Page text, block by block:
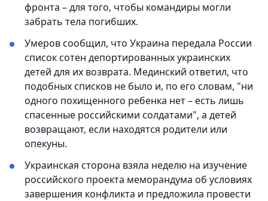
фронта – для того, чтобы командиры могли
забрать тела погибших.
Умеров сообщил, что Украина передала России
список сотен депортированных украинских
детей для их возврата. Мединский ответил, что
подобных списков не было и, по его словам, "ни
одного похищенного ребенка нет – есть лишь
спасенные российскими солдатами", а детей
возвращают, если находятся родители или
опекуны.
Украинская сторона взяла неделю на изучение
российского проекта меморандума об условиях
завершения конфликта и предложила провести